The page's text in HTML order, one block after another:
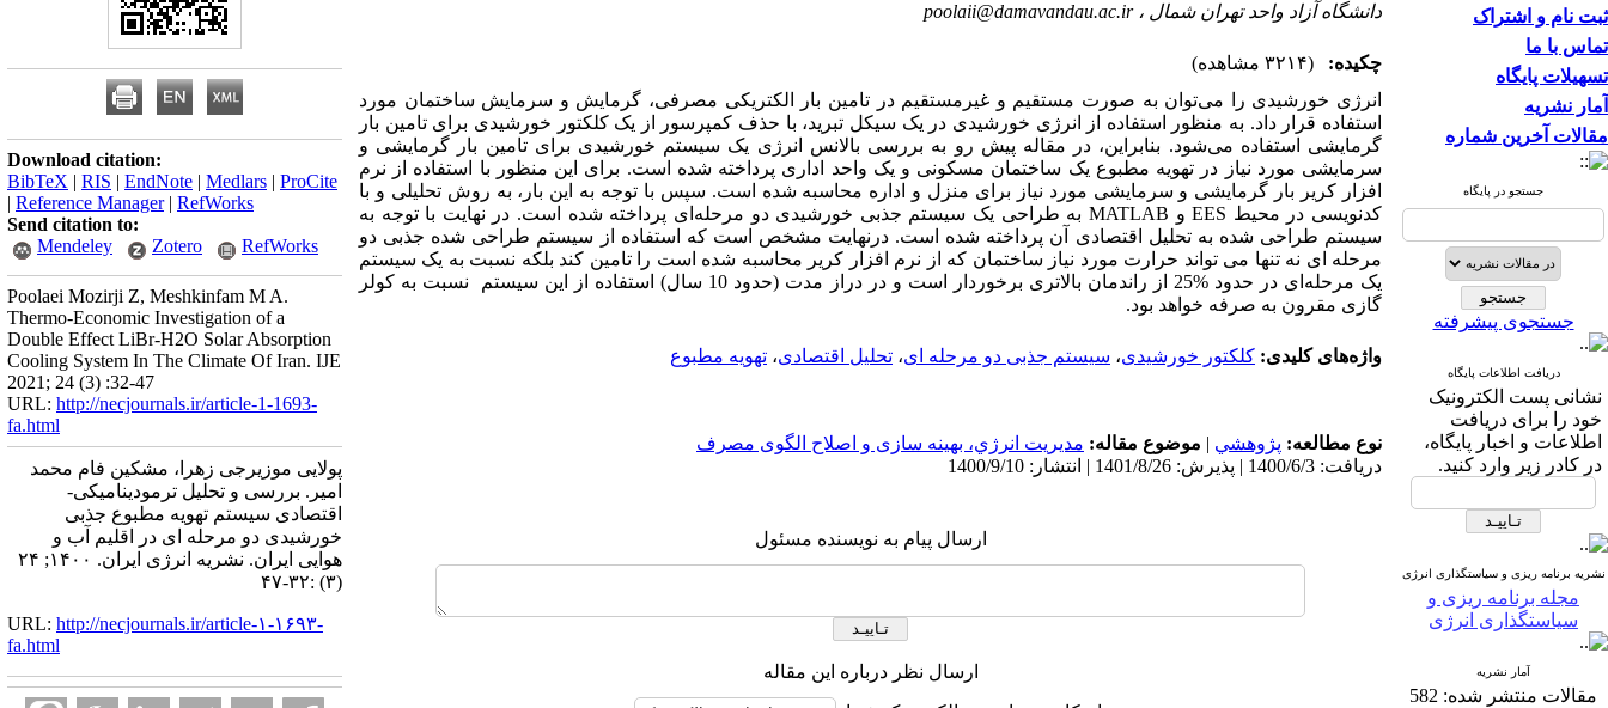
ثبت نام و اشتراک
تماس با ما
تسهیلات پایگاه
آمار نشریه
مقالات آخرین شماره
جستجو در پایگاه
جستجوی پیشرفته
دریافت اطلاعات پایگاه
نشانی پست الکترونیک
خود را برای دریافت
اطلاعات و اخبار پایگاه،
در کادر زیر وارد کنید.
نشریه برنامه ریزی و سیاستگذاری انرژی
مجله برنامه ریزی و
سیاستگذاری انرژی
آمار نشریه
مقالات منتشر شده: 582
دانشگاه آزاد واحد تهران شمال ،poolaii@damavandau.ac.ir
چکیده:
(۳۲۱۴ مشاهده)
انرژی خورشیدی را می‌توان به صورت مستقیم و غیر‌مستقیم در تامین بار الکتریکی مصرفی، گرمایش و سرمایش ساختمان مورد
استفاده قرار داد. به منظور استفاده از انرژی خورشیدی در یک سیکل تبرید، با حذف کمپرسور از یک کلکتور خورشیدی برای تامین بار
گرمایشی استفاده می‌شود. بنابراین، در مقاله پیش رو به بررسی بالانس انرژی یک سیستم خورشیدی برای تامین بار گرمایشی و
سرمایشی مورد نیاز در تهویه مطبوع یک ساختمان مسکونی و یک واحد اداری پرداخته شده است. برای این منظور با استفاده از نرم
افزار کریر بار گرمایشی و سرمایشی مورد نیاز برای منزل و اداره محاسبه شده است. سپس با توجه به این بار، به روش تحلیلی و با
کدنویسی در محیط
MATLAB وEES
به طراحی یک سیستم جذبی خورشیدی دو مرحله‌ای پرداخته شده است. در نهایت با توجه به
سیستم طراحی شده به تحلیل اقتصادی آن پرداخته شده است. درنهایت مشخص است که استفاده از سیستم طراحی شده جذبی دو
مرحله ای نه تنها می تواند حرارت مورد نیاز ساختمان که از نرم افزار کریر محاسبه شده است را تامین کند بلکه نسبت به یک سیستم
یک مرحله‌ای در حدود %25 از راندمان بالاتری برخوردار است و در دراز مدت (حدود 10 سال) استفاده از این سیستم نسبت به کولر
گازی مقرون به صرفه خواهد بود.
واژه‌های کلیدی: کلکتور خورشیدی، سیستم جذبی دو مرحله ای، تحلیل اقتصادی، تهویه مطبوع
نوع مطالعه: پژوهشي | موضوع مقاله: مديريت انرژي، بهینه سازی و اصلاح الگوی مصرف
دریافت: 1400/6/3 | پذیرش: 1401/8/26 | انتشار: 1400/9/10
ارسال پیام به نویسنده مسئول
ارسال نظر درباره این مقاله
Download citation:
BibTeX | RIS | EndNote | Medlars | ProCite
| Reference Manager| RefWorks
Send citation to:
Mendeley
Zotero RefWorks
Poolaei Mozirji Z, Meshkinfam M A.
Thermo-Economic Investigation of a
Double Effect LiBr-H2O Solar Absorption
Cooling System In The Climate Of Iran. IJE
2021; 24 (3) :32-47
URL: http://necjournals.ir/article-1-1693-
fa.html
پولایی موزیرجی زهرا، مشکین فام محمد
امیر. بررسی و تحلیل ترمودینامیکی-
اقتصادی سیستم تهویه مطبوع جذبی
خورشیدی دو مرحله ای در اقلیم آب و
هوایی ایران. نشریه انرژی ایران. ۱۴۰۰; ۲۴
(۳) :۳۲-۴۷
URL: http://necjournals.ir/article-۱-۱۶۹۳-
fa.html